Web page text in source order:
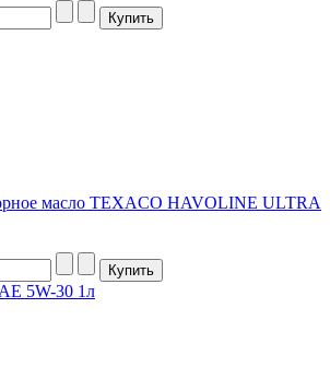
масло TEXACO HAVOLINE ULTRA